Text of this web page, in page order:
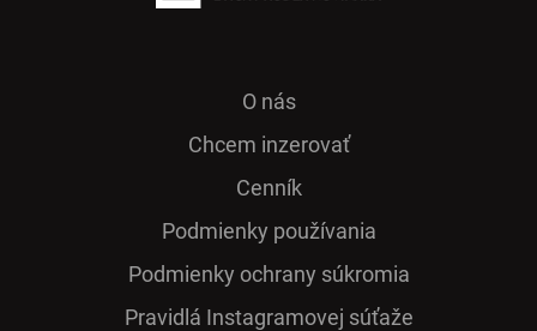
O nás
Chcem inzerovať
Cenník
Podmienky používania
Podmienky ochrany súkromia
Pra­vidlá Ins­ta­gra­mo­vej sú­ťaže